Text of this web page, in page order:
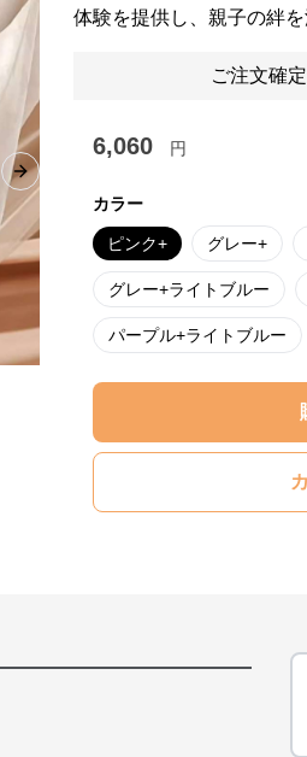
Next slide
体験を提供し、親子の絆を
ご注文確
6,060 円
カラー
ピンク+ グレー+
グレー+ライトブルー
パープル+ライトブルー